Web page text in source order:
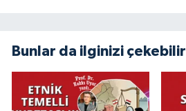
Bunlar da ilginizi çekebilir